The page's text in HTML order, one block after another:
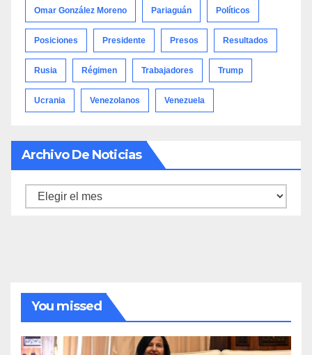
Omar González Moreno Pariaguán Políticos
Posiciones Presidente Presos Resultados
Rusia Régimen Trabajadores Trump
Ucrania Venezolanos Venezuela
Archivo De Noticias
Archivo
You missed